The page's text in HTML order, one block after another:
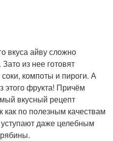
вкуса айву сложно
из нее готовят
компоты и пироги. А
этого фрукта! Причём
вкусный рецепт
как по полезным качествам
уступают даже целебным